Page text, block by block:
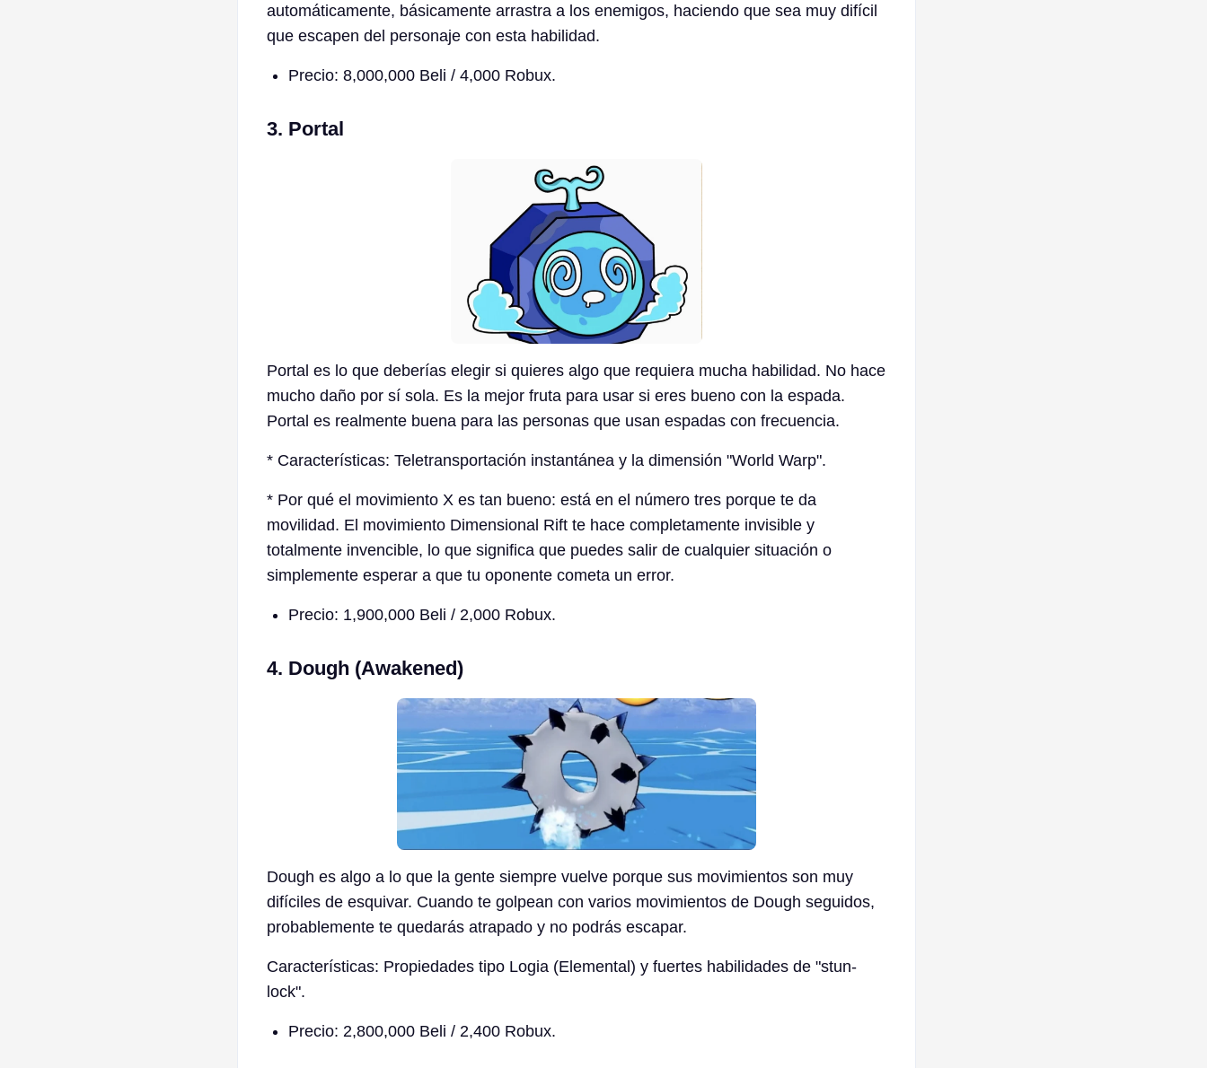
automáticamente, básicamente arrastra a los enemigos, haciendo que sea muy difícil
que escapen del personaje con esta habilidad.
Precio: 8,000,000 Beli / 4,000 Robux.
3. Portal
Portal es lo que deberías elegir si quieres algo que requiera mucha habilidad. No hace
mucho daño por sí sola. Es la mejor fruta para usar si eres bueno con la espada.
Portal es realmente buena para las personas que usan espadas con frecuencia.
* Características: Teletransportación instantánea y la dimensión "World Warp".
* Por qué el movimiento X es tan bueno: está en el número tres porque te da
movilidad. El movimiento Dimensional Rift te hace completamente invisible y
totalmente invencible, lo que significa que puedes salir de cualquier situación o
simplemente esperar a que tu oponente cometa un error.
Precio: 1,900,000 Beli / 2,000 Robux.
4. Dough (Awakened)
Dough es algo a lo que la gente siempre vuelve porque sus movimientos son muy
difíciles de esquivar. Cuando te golpean con varios movimientos de Dough seguidos,
probablemente te quedarás atrapado y no podrás escapar.
Características: Propiedades tipo Logia (Elemental) y fuertes habilidades de "stun-
lock".
Precio: 2,800,000 Beli / 2,400 Robux.